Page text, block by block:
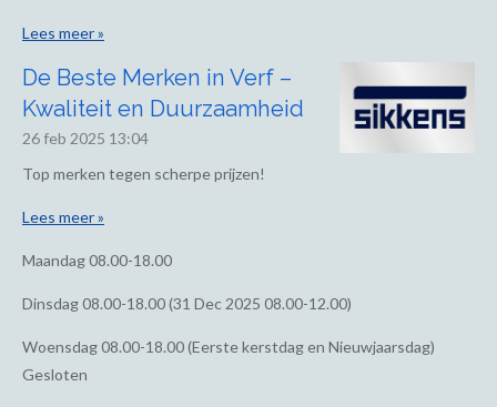
Lees meer »
De Beste Merken in Verf –
Kwaliteit en Duurzaamheid
26 feb 2025 13:04
Top merken tegen scherpe prijzen!
Lees meer »
Maandag08.00-18.00
Dinsdag08.00-18.00 (31 Dec 2025 08.00-12.00)
Woensdag08.00-18.00 (Eerste kerstdag en Nieuwjaarsdag)
Gesloten